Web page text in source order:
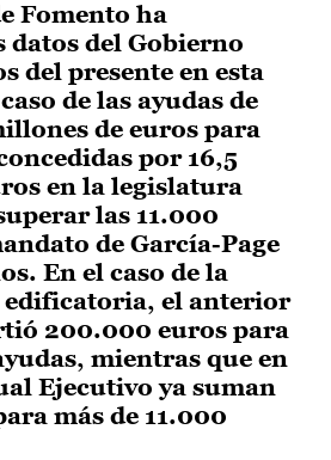
Fomento ha
datos del Gobierno
del presente en esta
de las ayudas de
de euros para
por 16,5
en la legislatura
las 11.000
de García-Page
En el caso de la
el anterior
200.000 euros para
mientras que en
Ejecutivo ya suman
más de 11.000